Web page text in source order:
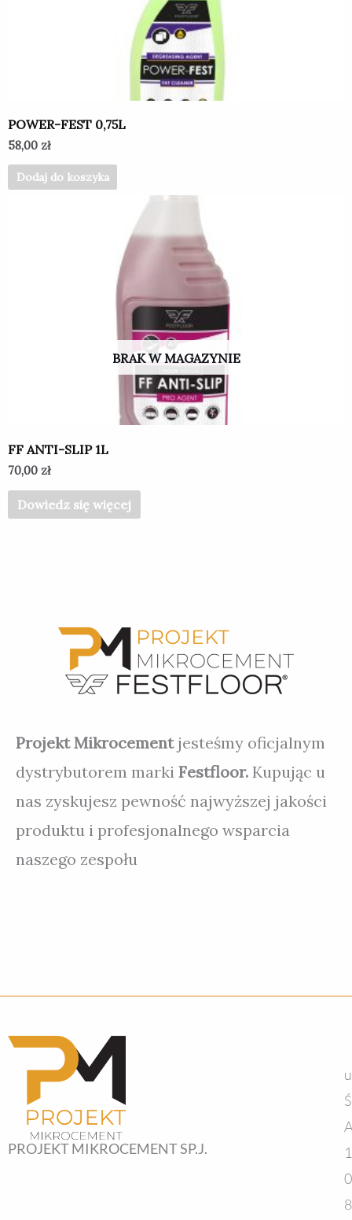
POWER-FEST 0,75L
58,00 zł
Dodaj do koszyka
BRAK W MAGAZYNIE
FF ANTI-SLIP 1L
70,00 zł
Dowiedz się więcej
Projekt Mikrocement jesteśmy oficjalnym
dystrybutorem marki Festfloor. Kupując u
nas zyskujesz pewność najwyższej jakości
produktu i profesjonalnego wsparcia
naszego zespołu
PROJEKT MIKROCEMENT SP.J.